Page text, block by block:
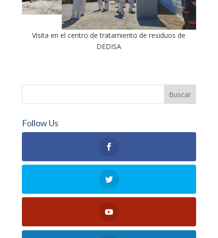
Visita en el centro de tratamiento de residuos de
DEDISA
Follow Us